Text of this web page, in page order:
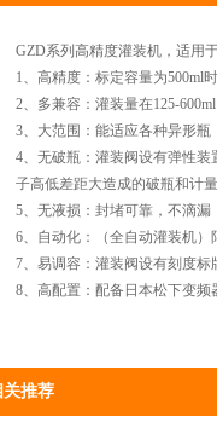
系列高精度灌装机，适用于
、高精度：标定容量为500ml时
、多兼容：灌装量在125-600ml
、大范围：能适应各种异形瓶
、无破瓶：灌装阀设有弹性装
高低差距大造成的破瓶和计量
、无液损：封堵可靠，不滴漏
、自动化：（全自动灌装机）
、易调容：灌装阀设有刻度标牌
、高配置：配备日本松下变频
关推荐